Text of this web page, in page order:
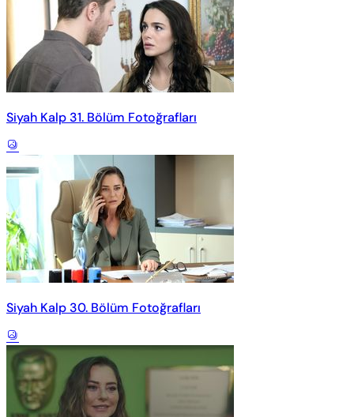
Siyah Kalp 31. Bölüm Fotoğrafları
Siyah Kalp 30. Bölüm Fotoğrafları